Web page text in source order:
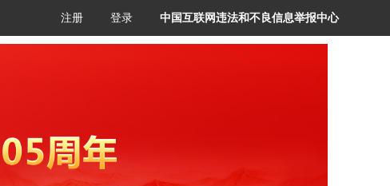
注册 登录 中国互联网违法和不良信息举报中心